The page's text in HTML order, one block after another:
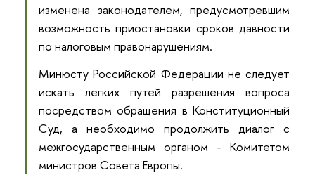
изменена законодателем, предусмотревшим
возможность приостановки сроков давности
по налоговым правонарушениям.
Минюсту Российской Федерации не следует
искать легких путей разрешения вопроса
посредством обращения в Конституционный
Суд, а необходимо продолжить диалог с
межгосударственным органом - Комитетом
министров Совета Европы.